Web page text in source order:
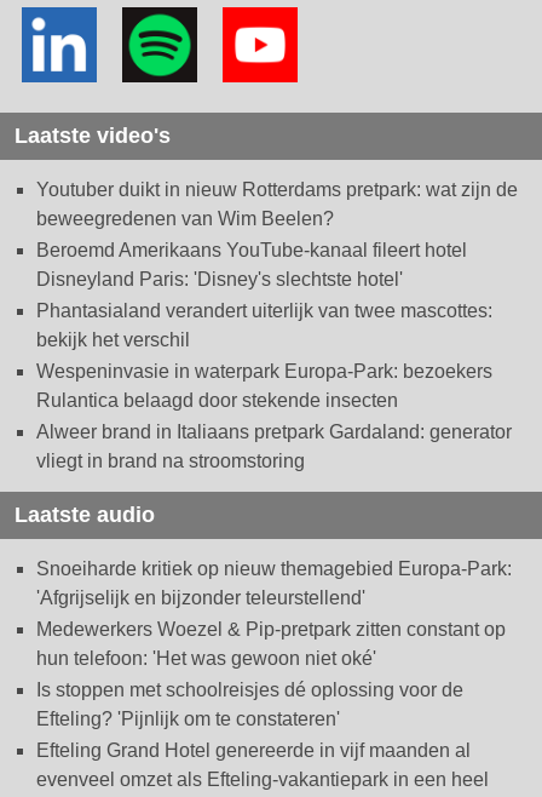
Laatste video's
Youtuber duikt in nieuw Rotterdams pretpark: wat zijn de
beweegredenen van Wim Beelen?
Beroemd Amerikaans YouTube-kanaal fileert hotel
Disneyland Paris: 'Disney's slechtste hotel'
Phantasialand verandert uiterlijk van twee mascottes:
bekijk het verschil
Wespeninvasie in waterpark Europa-Park: bezoekers
Rulantica belaagd door stekende insecten
Alweer brand in Italiaans pretpark Gardaland: generator
vliegt in brand na stroomstoring
Laatste audio
Snoeiharde kritiek op nieuw themagebied Europa-Park:
'Afgrijselijk en bijzonder teleurstellend'
Medewerkers Woezel & Pip-pretpark zitten constant op
hun telefoon: 'Het was gewoon niet oké'
Is stoppen met schoolreisjes dé oplossing voor de
Efteling? 'Pijnlijk om te constateren'
Efteling Grand Hotel genereerde in vijf maanden al
evenveel omzet als Efteling-vakantiepark in een heel